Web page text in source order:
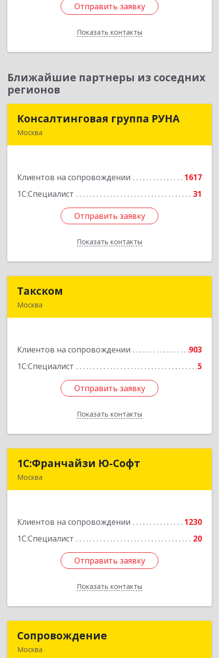
Отправить заявку
Показать контакты
Отправить заявку
Назад
Ближайшие партнеры из соседних
регионов
Консалтинговая группа РУНА
Москва
Клиентов на сопровождении
1617
1С:Специалист
31
Отправить заявку
Показать контакты
Консалтинговая группа РУНА
Подробнее
Отправить заявку
Назад
Такском
Москва
Клиентов на сопровождении
903
1С:Специалист
5
Отправить заявку
Показать контакты
Подробнее
Отправить заявку
Назад
1С:Франчайзи Ю-Софт
Москва
Клиентов на сопровождении
1230
1С:Специалист
20
Отправить заявку
Показать контакты
1С:Франчайзи Ю-Софт
Подробнее
Отправить заявку
Назад
Сопровождение
Москва